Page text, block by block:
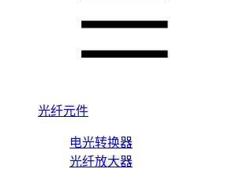
光纤元件
电光转换器
光纤放大器